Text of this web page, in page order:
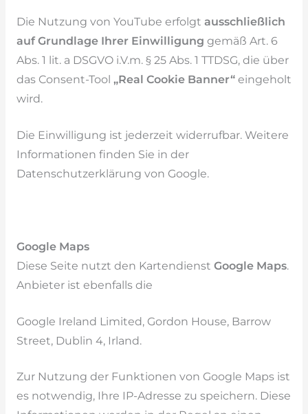
Die Nutzung von YouTube erfolgt ausschließlich
auf Grundlage Ihrer Einwilligung gemäß Art. 6
Abs. 1 lit. a DSGVO i.V.m. § 25 Abs. 1 TTDSG, die über
das Consent-Tool „Real Cookie Banner“eingeholt
wird.
Die Einwilligung ist jederzeit widerrufbar. Weitere
Informationen finden Sie in der
Datenschutzerklärung von Google.
Google Maps
Diese Seite nutzt den Kartendienst Google Maps.
Anbieter ist ebenfalls die
Google Ireland Limited, Gordon House, Barrow
Street, Dublin 4, Irland.
Zur Nutzung der Funktionen von Google Maps ist
es notwendig, Ihre IP-Adresse zu speichern. Diese